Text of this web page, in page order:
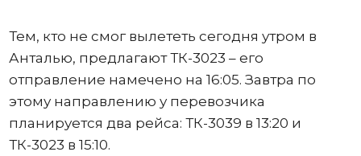
Тем, кто не смог вылететь сегодня утром в
Анталью, предлагают ТК-3023 – его
отправление намечено на 16:05. Завтра по
этому направлению у перевозчика
планируется два рейса: ТК-3039 в 13:20 и
ТК-3023 в 15:10.